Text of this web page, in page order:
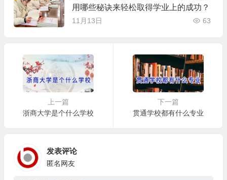
用哪些秘诀来轻松取得学业上的成功？
11月13日 63
上一篇
浙商大学是个什么学校
下一篇
贯通学校都有什么专业
发表评论
匿名网友